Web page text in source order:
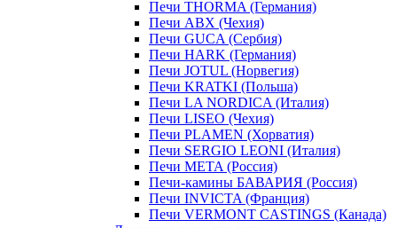
Печи THORMA (Германия)
Печи ABX (Чехия)
Печи GUCA (Сербия)
Печи HARK (Германия)
Печи JOTUL (Норвегия)
Печи KRATKI (Польша)
Печи LA NORDICA (Италия)
Печи LISEO (Чехия)
Печи PLAMEN (Хорватия)
Печи SERGIO LEONI (Италия)
Печи META (Россия)
Печи-камины БАВАРИЯ (Россия)
Печи INVICTA (Франция)
Печи VERMONT CASTINGS (Канада)